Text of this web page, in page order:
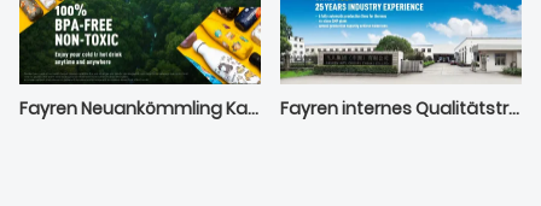
Fayren Neuankömmling Kaffeebecher Fayren internes Qualitätstraining